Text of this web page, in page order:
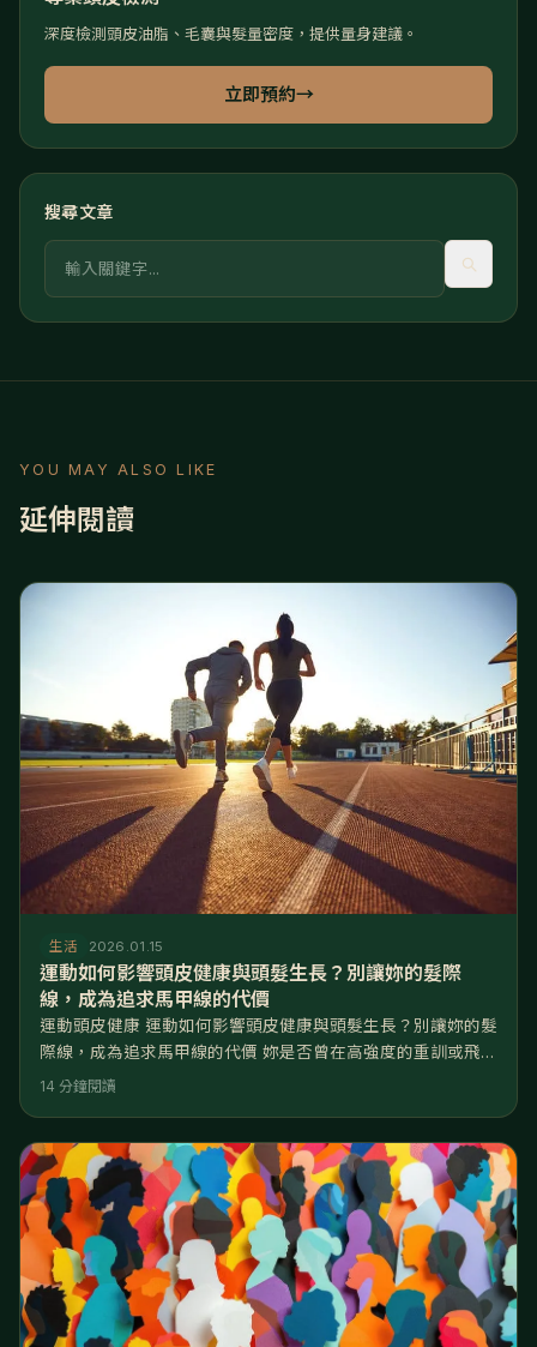
深度檢測頭皮油脂、毛囊與髮量密度，提供量身建議。
立即預約→
搜尋文章
關鍵字
YOU MAY ALSO LIKE
延伸閱讀
生活 2026.01.15
運動如何影響頭皮健康與頭髮生長？別讓妳的髮際
線，成為追求馬甲線的代價
運動頭皮健康 運動如何影響頭皮健康與頭髮生長？別讓妳的髮
際線，成為追求馬甲線的代價 妳是否曾在高強度的重訓或飛輪
課後，拆下髮圈的瞬間，看著上面纏繞著比平常更多、更粗的
味」？ 運動本身對頭髮有益，但「錯誤的習慣」才是頭皮殺
手。 核心解答： 適度運動能降低皮質醇（壓力荷爾蒙）並促
進血液循環，理論
14 分鐘閱讀